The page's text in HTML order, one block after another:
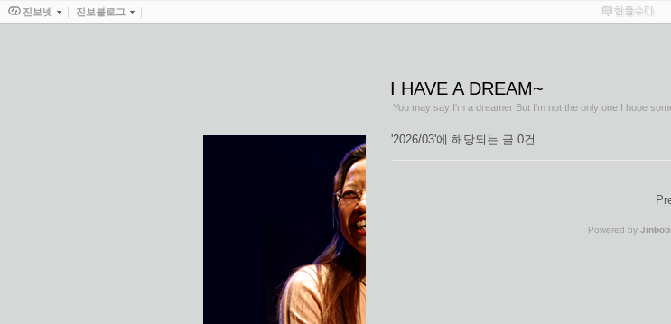
I HAVE A DREAM~
You may say I'm a dreamer But I'm not the only one I hope
'2026/03'에 해당되는 글 0건
Powered by
진보넷 진보블로그